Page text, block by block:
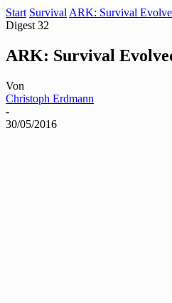
Start Survival ARK: Survival
Digest 32
ARK: Survival
Von
Christoph Erdmann
-
30/05/2016